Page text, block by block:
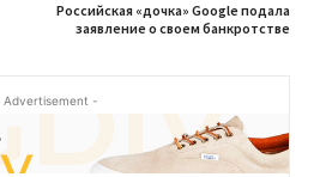
Российская «дочка» Google подала
заявление о своем банкротстве
Advertisement -